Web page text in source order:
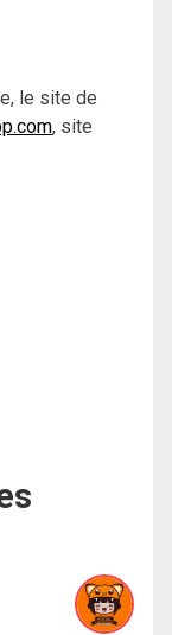
le site de
, site